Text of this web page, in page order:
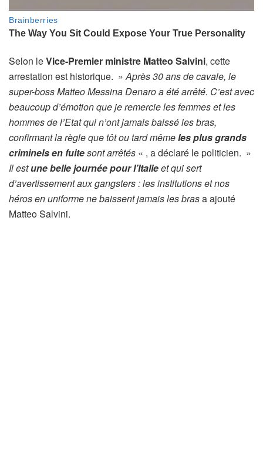
Selon leVice-Premier ministre Matteo Salvini, cette
arrestation est historique. » Après 30 ans de cavale, le
super-boss Matteo Messina Denaro a été arrêté. C’est avec
beaucoup d’émotion que je remercie les femmes et les
hommes de l’Etat qui n’ont jamais baissé les bras,
confirmant la règle que tôt ou tard mêmeles plus grands
criminels en fuitesont arrêtés « , a déclaré le politicien. »
Il estune belle journée pour l’Italieet qui sert
d’avertissement aux gangsters : les institutions et nos
héros en uniforme ne baissent jamais les brasa ajouté
Matteo Salvini.